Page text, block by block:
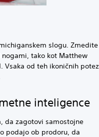
slogu. Zmedite
tako kot Matthew
Vsaka od teh ikoničnih potez
inteligence
da zagotovi samostojne
podajo ob prodoru, da